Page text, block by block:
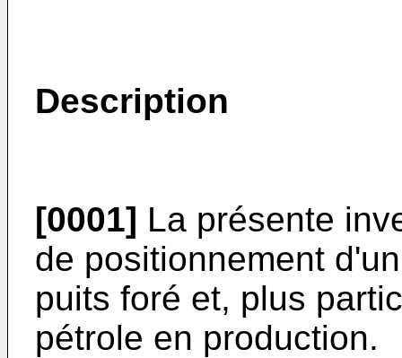
Description
[0001] La présente
de positionnement
puits foré et, plus
pétrole en production.